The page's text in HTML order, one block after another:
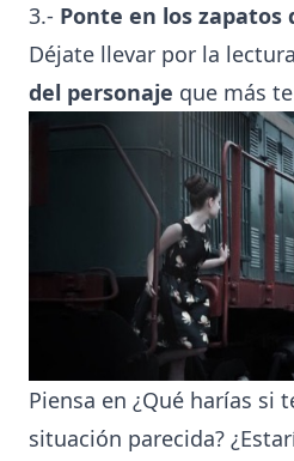
3.- Ponte en los zapatos
Déjate llevar por la
del personaje que más
Piensa en ¿Qué harías si
situación parecida?